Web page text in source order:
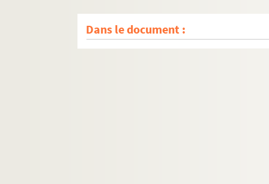
Dans le document :